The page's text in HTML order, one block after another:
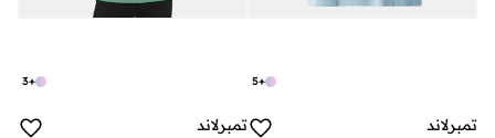
+
5
تمبرلاند
+
3
تمبرلاند